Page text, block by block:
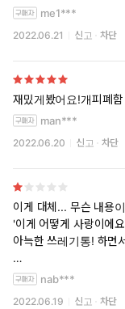
me1***
2022.06.21 신고 차단
재밌게봤어요!개피폐함
man***
2022.06.20 신고 차단
이게 대체... 무슨 내용
'이게 어떻게 사랑이에
아늑한 쓰레기통! 하면
냅다 그냥 여주 강간강
반복하는 정말.. 제목
nab***
2022.06.19 신고 차단